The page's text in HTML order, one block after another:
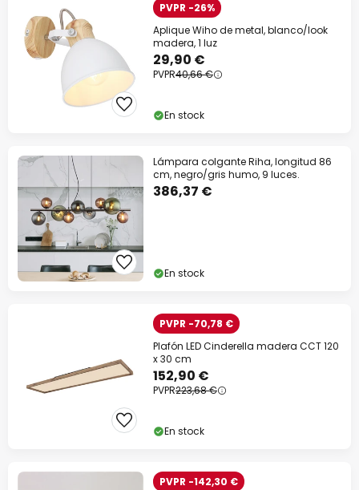
PVPR -26%
Aplique Wiho de metal, blanco/look
madera, 1 luz
29,90 €
PVPR40,66 €
En stock
Lámpara colgante Riha, longitud 86
cm, negro/gris humo, 9 luces.
386,37 €
En stock
PVPR -70,78 €
Plafón LED Cinderella madera CCT 120
x 30 cm
152,90 €
PVPR223,68 €
En stock
PVPR -142,30 €